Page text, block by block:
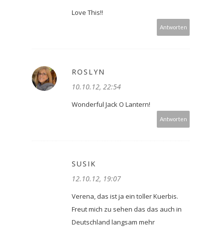
Love This!!
Antworten
ROSLYN
10.10.12, 22:54
Wonderful Jack O Lantern!
Antworten
SUSIK
12.10.12, 19:07
Verena, das ist ja ein toller Kuerbis.
Freut mich zu sehen das das auch in
Deutschland langsam mehr